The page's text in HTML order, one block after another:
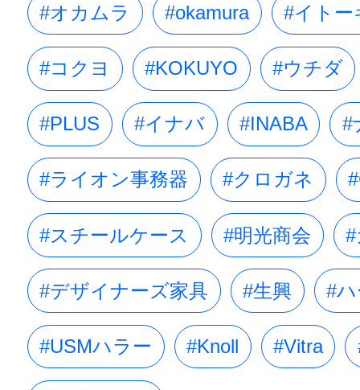
#オカムラ #okamura #イトー
#コクヨ #KOKUYO #ウチダ
#PLUS #イナバ #INABA #
#ライオン事務器 #クロガネ
#スチールケース #明光商会
#デザイナーズ家具 #生興 #
#USMハラー #Knoll #Vitra